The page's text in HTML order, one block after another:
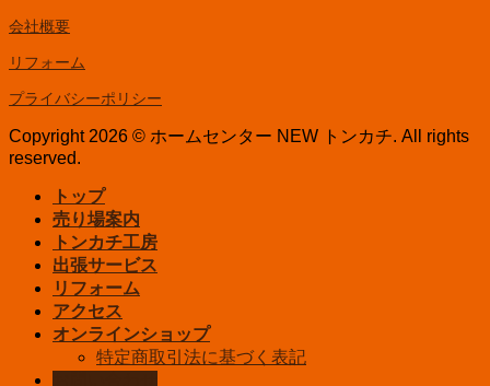
会社概要
リフォーム
プライバシーポリシー
Copyright 2026 © ホームセンター NEW トンカチ. All rights
reserved.
トップ
売り場案内
トンカチ工房
出張サービス
リフォーム
アクセス
オンラインショップ
特定商取引法に基づく表記